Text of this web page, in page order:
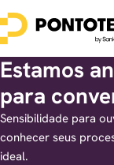
Estamos
para
Sensibilidade para
conhecer seus
ideal.